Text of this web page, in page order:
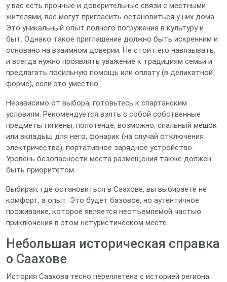
у вас есть прочные и доверительные связи с местными
жителями, вас могут пригласить остановиться у них дома.
Это уникальный опыт полного погружения в культуру и
быт. Однако такое приглашение должно быть искренним и
основано на взаимном доверии. Не стоит его навязывать,
и всегда нужно проявлять уважение к традициям семьи и
предлагать посильную помощь или оплату (в деликатной
форме), если это уместно.
Независимо от выбора, готовьтесь к спартанским
условиям. Рекомендуется взять с собой собственные
предметы гигиены, полотенце, возможно, спальный мешок
или вкладыш для него, фонарик (на случай отключения
электричества), портативное зарядное устройство.
Уровень безопасности места размещения также должен
быть приоритетом.
Выбирая, где остановиться в Саахове, вы выбираете не
комфорт, а опыт. Это будет базовое, но аутентичное
проживание, которое является неотъемлемой частью
приключения в этом нетуристическом месте.
Небольшая историческая справка
о Саахове
История Саахова тесно переплетена с историей региона